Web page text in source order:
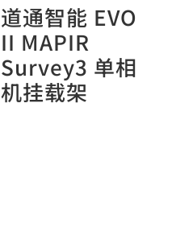
道通智能 EVO
II MAPIR
Survey3 单相
机挂载架